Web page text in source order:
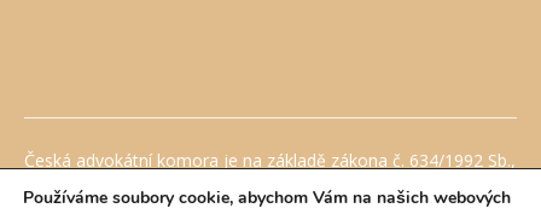
Česká advokátní komora je na základě zákona č. 634/1992 Sb.,
o ochraně spotřebitele, ve znění pozdějších předpisů
Používáme soubory cookie, abychom Vám na našich webových